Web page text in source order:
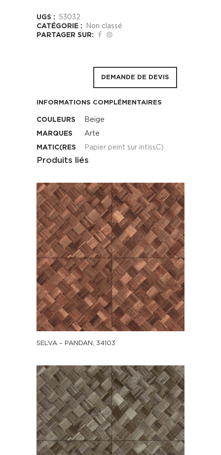
UGS :
53032
CATÉGORIE :
Non classé
PARTAGER SUR:
DEMANDE DE DEVIS
INFORMATIONS COMPLÉMENTAIRES
COULEURS
Beige
MARQUES
Arte
MATIC(RES
Papier peint sur intissC)
Produits liés
SELVA – PANDAN, 34103